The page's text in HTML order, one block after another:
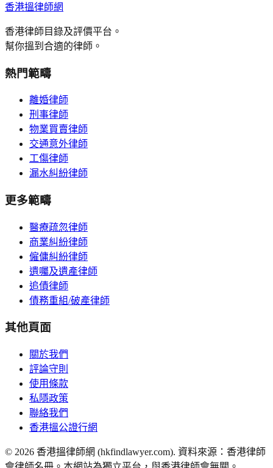
香港搵律師網
香港律師目錄及評價平台。
幫你搵到合適的律師。
熱門範疇
離婚律師
刑事律師
物業買賣律師
交通意外律師
工傷律師
漏水糾紛律師
更多範疇
醫療疏忽律師
商業糾紛律師
僱傭糾紛律師
遺囑及遺產律師
追債律師
債務重組/破產律師
其他頁面
關於我們
評論守則
使用條款
私隱政策
聯絡我們
香港搵公證行網
© 2026 香港搵律師網 (hkfindlawyer.com). 資料來源：香港律師